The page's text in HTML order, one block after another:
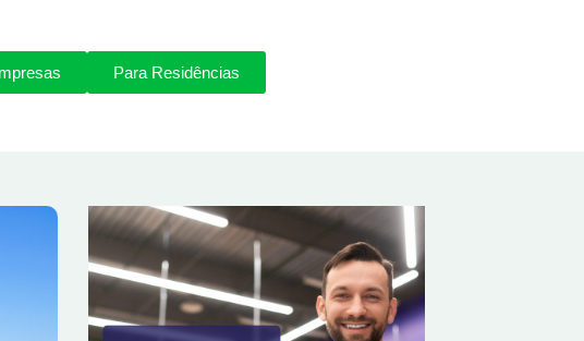
Para Residências